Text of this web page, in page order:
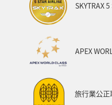
SKYTRAX
APEX
旅行業公正